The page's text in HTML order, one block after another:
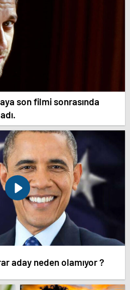
son filmi sonrasında
aday neden olamıyor ?